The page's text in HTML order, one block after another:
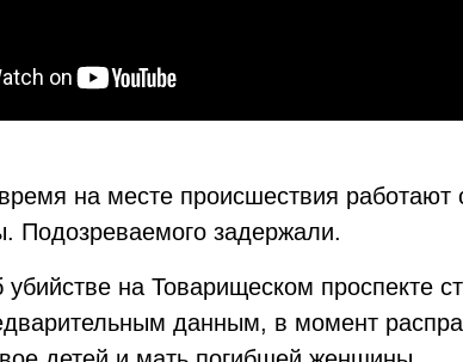
на месте происшествия работают
Подозреваемого задержали.
на Товарищеском проспекте
данным, в момент